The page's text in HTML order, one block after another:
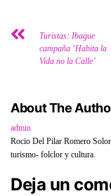
Turistas: Ibague
campaña ‘Habita la
Vida no la Calle’
About The
admin
Rocio Del Pilar Romero
turismo- folclor y cultura.
Deja un